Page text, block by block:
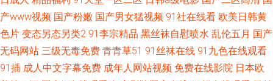
产www视频 国产粉嫩 国产男女猛视频 91社在线看 欧美日韩黄
色片 变态另态另类2 91李宗精品 黑丝袜自慰喷水 乱伦五月 国产
无码网站 三级无毒免费 青青草51 91丝袜在线 91九色在线观看
91插 成人中文字幕免费 成年人网站视频 免费在线影院 日本欧